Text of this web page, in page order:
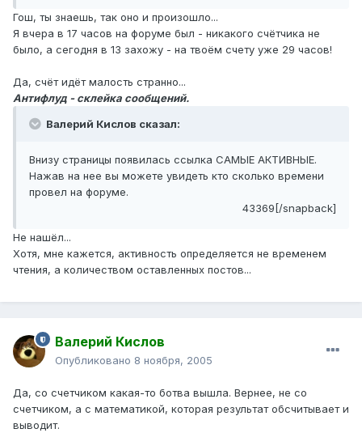
Гош, ты знаешь, так оно и произошло...
Я вчера в 17 часов на форуме был - никакого счётчика не
было, а сегодня в 13 захожу - на твоём счету уже 29 часов!
Да, счёт идёт малость странно...
Антифлуд - склейка сообщений.
Валерий Кислов сказал:
Внизу страницы появилась ссылка САМЫЕ АКТИВНЫЕ.
Нажав на нее вы можете увидеть кто сколько времени
провел на форуме.
43369[/snapback]
Не нашёл...
Хотя, мне кажется, активность определяется не временем
чтения, а количеством оставленных постов...
Валерий Кислов
Опубликовано 8 ноября, 2005
Да, со счетчиком какая-то ботва вышла. Вернее, не со
счетчиком, а с математикой, которая результат обсчитывает и
выводит.